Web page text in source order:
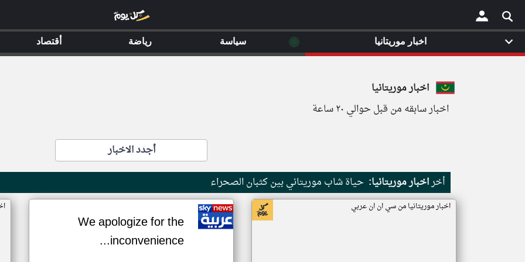
×
اخبار موريتانيا
اخبار سابقه من قبل حوالي ٢٠ ساعة
أجدد الاخبار
أخراخبار موريتانيا: حياة شاب موريتاني بين كثبان الصحراء
اخبار موريتانيا من سي ان ان عربي
We apologize for the
inconvenience...
اخبار موريتانيا ◉ سياسة رياضة أقتصاد